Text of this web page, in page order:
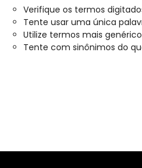
Verifique os termos
Tente usar uma única
Utilize termos mais
Tente com sinônimos do